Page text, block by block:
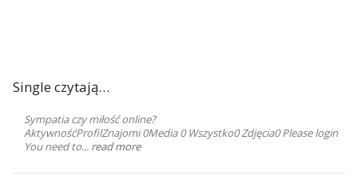
Single czytają…
Sympatia czy miłość online?
AktywnośćProfilZnajomi 0Media 0 Wszystko0 Zdjęcia0 Please login
You need to... read more